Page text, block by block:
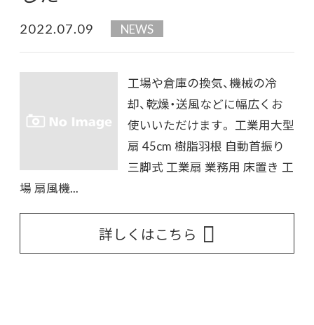
2022.07.09 NEWS
工場や倉庫の換気、機械の冷
却、乾燥・送風などに幅広くお
使いいただけます。 工業用大型
扇 45cm 樹脂羽根 自動首振り
三脚式 工業扇 業務用 床置き 工
場 扇風機...
詳しくはこちら